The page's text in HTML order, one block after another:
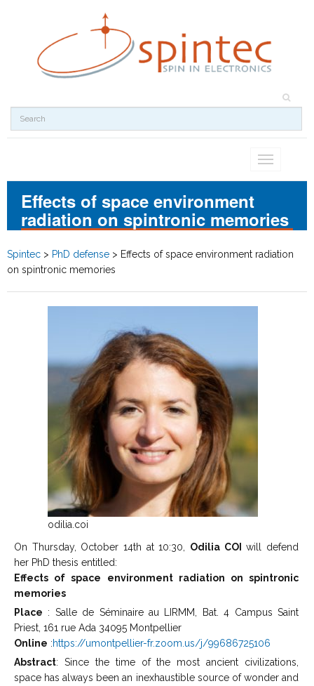
Toggle
Effects of space environment
radiation on spintronic memories
Spintec > PhD defense > Effects of space environment radiation
on spintronic memories
odilia.coi
On Thursday, October 14th at 10:30, Odilia COI
will defend
her PhD thesis entitled:
Effects of space environment radiation on spintronic
memories
Place : Salle de Séminaire au LIRMM, Bat. 4 Campus Saint
Priest, 161 rue Ada 34095 Montpellier
Online :https://umontpellier-fr.zoom.us/j/99686725106
Abstract: Since the time of the most ancient civilizations,
space has always been an inexhaustible source of wonder and